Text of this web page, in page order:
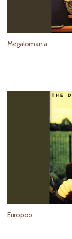
Megalomania
Europop